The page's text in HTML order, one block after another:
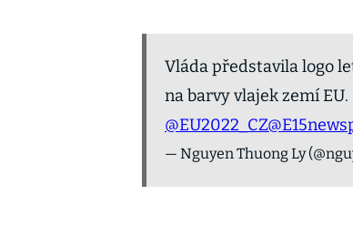
Vláda představila logo
na barvy vlajek zemí EU.
@EU2022_CZ@E15news
— Nguyen Thuong Ly